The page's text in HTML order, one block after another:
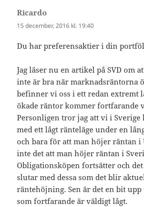
Ricardo
15 december, 2016 kl. 19:40
Du har preferensaktier i din
Jag läser nu en artikel på SVD om
inte är bra när marknadsräntorna
befinner vi oss i ett redan extremt
ökade räntor kommer fortfarande
Personligen tror jag att vi i Sverige
med ett lågt ränteläge under en
och bara för att man höjer räntan i
inte det att man höjer räntan i
Obligationsköpen fortsätter och
slutar med dessa som det blir
räntehöjning. Sen är det en bit
som fortfarande är väldigt lågt.